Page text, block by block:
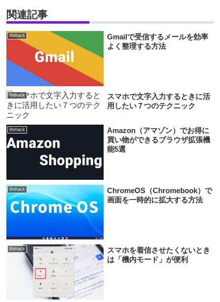
関連記事
lifehack
Gmailで受信するメールを効率
よく整理する方法
lifehack
スマホで文字入力するときに活
用したい７つのテクニック
lifehack
Amazon（アマゾン）でお得に
買い物ができるブラウザ拡張機
能5選
lifehack
ChromeOS（Chromebook）で
画面を一時的に拡大する方法
lifehack
スマホを着信させたくないとき
は「機内モード」が便利